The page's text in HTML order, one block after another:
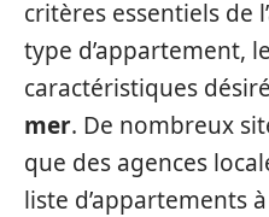
critères essentiels de
type d’appartement,
caractéristiques
mer. De nombreux
que des agences
liste d’appartements